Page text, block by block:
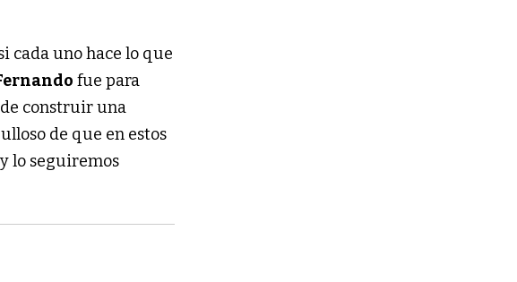
cada uno hace lo que
fue para
construir una
de que en estos
y lo seguiremos